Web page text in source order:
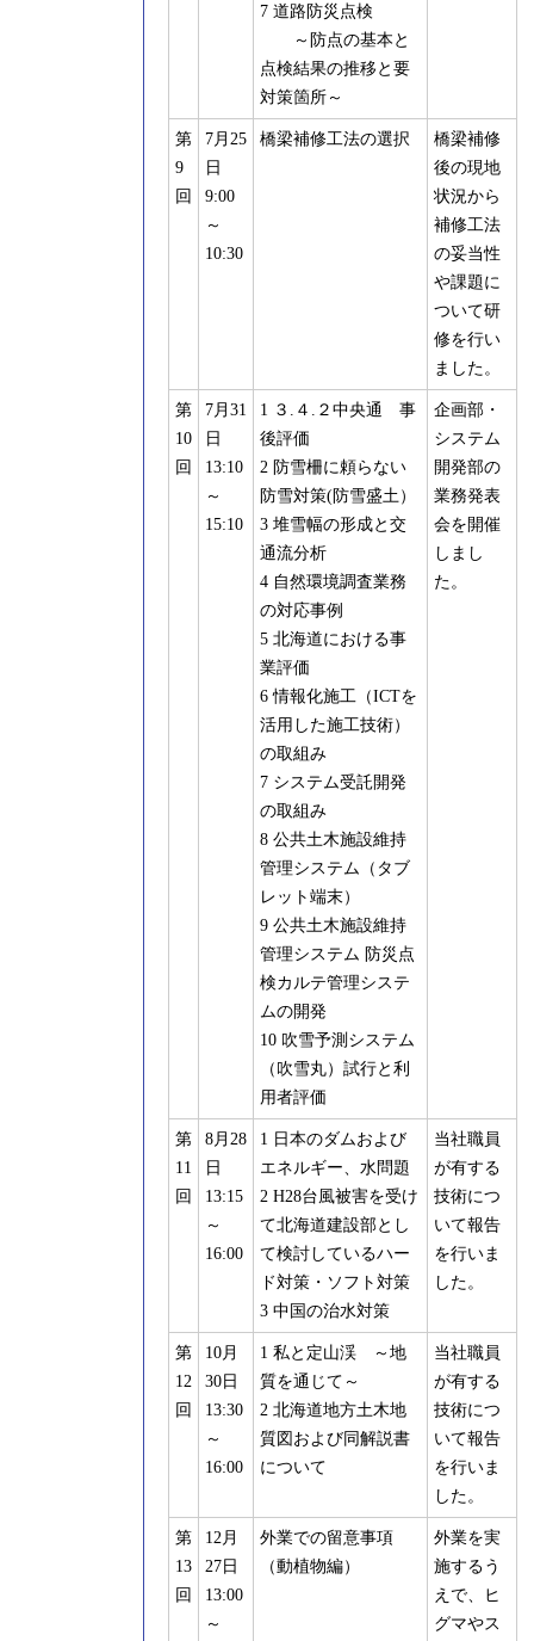
7 道路防災点検
～防点の基本と
点検結果の推移と要
対策箇所～
第
9
回
7月25
日
9:00
～
10:30
橋梁補修工法の選択
橋梁補修
後の現地
状況から
補修工法
の妥当性
や課題に
ついて研
修を行い
ました。
第
10
回
7月31
日
13:10
～
15:10
1 ３.４.２中央通 事
後評価
2 防雪柵に頼らない
防雪対策(防雪盛土）
3 堆雪幅の形成と交
通流分析
4 自然環境調査業務
の対応事例
5 北海道における事
業評価
6 情報化施工（ICTを
活用した施工技術）
の取組み
7 システム受託開発
の取組み
8 公共土木施設維持
管理システム（タブ
レット端末）
9 公共土木施設維持
管理システム 防災点
検カルテ管理システ
ムの開発
10 吹雪予測システム
（吹雪丸）試行と利
用者評価
企画部・
システム
開発部の
業務発表
会を開催
しまし
た。
第
11
回
8月28
日
13:15
～
16:00
1 日本のダムおよび
エネルギー、水問題
2 H28台風被害を受け
て北海道建設部とし
て検討しているハー
ド対策・ソフト対策
3 中国の治水対策
当社職員
が有する
技術につ
いて報告
を行いま
した。
第
12
回
10月
30日
13:30
～
16:00
1 私と定山渓 ～地
質を通じて～
2 北海道地方土木地
質図および同解説書
について
当社職員
が有する
技術につ
いて報告
を行いま
した。
第
13
回
12月
27日
13:00
～
外業での留意事項
（動植物編）
外業を実
施するう
えで、ヒ
グマやス